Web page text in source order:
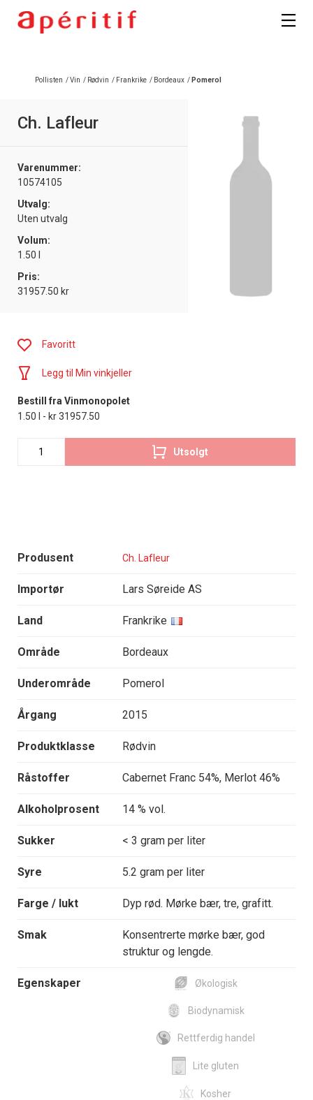
Pollisten /Vin / Rødvin / Frankrike / Bordeaux / Pomerol
Ch. Lafleur
Varenummer:
10574105
Utvalg:
Uten utvalg
Volum:
1.50 l
Pris:
31957.50 kr
Produsent Ch. Lafleur
Importør Lars Søreide AS
Land Frankrike
Område Bordeaux
Underområde Pomerol
Årgang 2015
Produktklasse Rødvin
Råstoffer Cabernet Franc 54%, Merlot 46%
Alkoholprosent 14 % vol.
Sukker < 3 gram per liter
Syre 5.2 gram per liter
Farge / lukt Dyp rød. Mørke bær, tre, grafitt.
Smak
Konsentrerte mørke bær, god
struktur og lengde.
Egenskaper Økologisk
Biodynamisk
Rettferdig handel
Lite gluten
Kosher
Favoritt
Legg til Min vinkjeller
Bestill fra Vinmonopolet
1.50 l - kr 31957.50
Utsolgt